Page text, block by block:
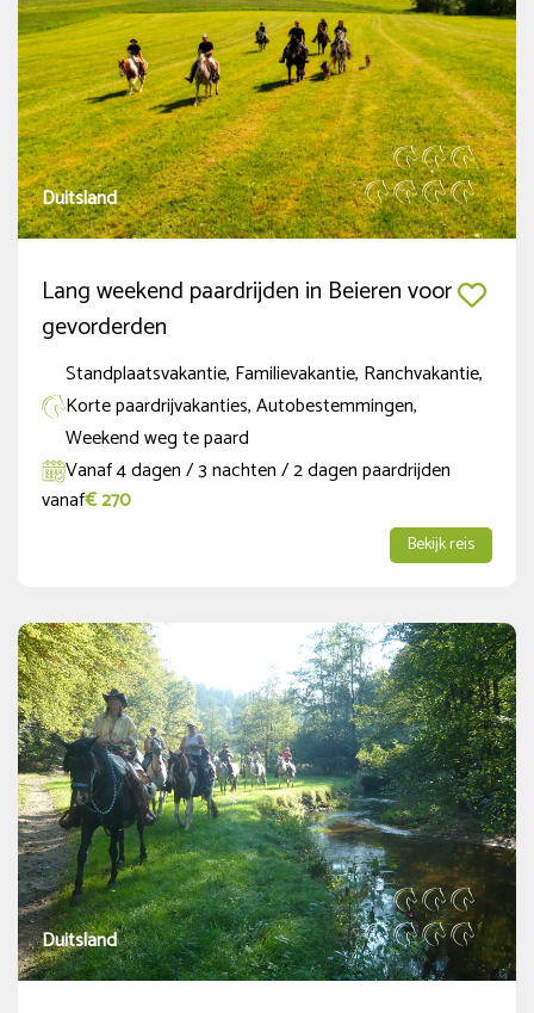
Duitsland
Lang weekend paardrijden in Beieren voor
gevorderden
Standplaatsvakantie, Familievakantie, Ranchvakantie,
Korte paardrijvakanties, Autobestemmingen,
Weekend weg te paard
Vanaf 4 dagen / 3 nachten / 2 dagen paardrijden
vanaf€ 270
Bekijk reis
Duitsland